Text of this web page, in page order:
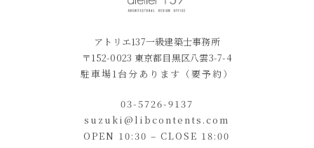
アトリエ137一級建築士事務所
〒152-0023 東京都目黒区八雲3-7-4
駐車場1台分あります（要予約）
03-5726-9137
suzuki@libcontents.com
OPEN 10:30 – CLOSE 18:00